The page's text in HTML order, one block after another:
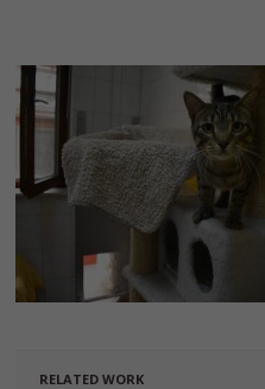
RELATED WORK